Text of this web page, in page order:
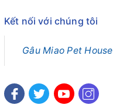
Kết nối với chúng tôi
Gâu Miao Pet House